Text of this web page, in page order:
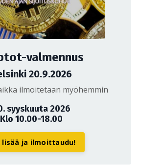
valmennus
20.9.2026
ilmoitetaan myöhemmin
syyskuuta 2026
Klo 10.00-18.00
lisää ja ilmoittaudu!